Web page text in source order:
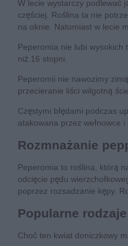
W lecie wystarczy podlewać
częściej. Roślina ta nie
na oknie. Natomiast w lecie
Peperomia nie lubi
niż 16 stopni.
Peperomii nie nawozimy
przecieranie liści wilgotną
Częstymi błędami podczas
atakowana przez wełnowce
Rozmnażanie
Peperomia to roślina, którą
odcięcie pędu
poprzez rozsadzanie kępy.
Popularne
Choć ten kwiat doniczkowy